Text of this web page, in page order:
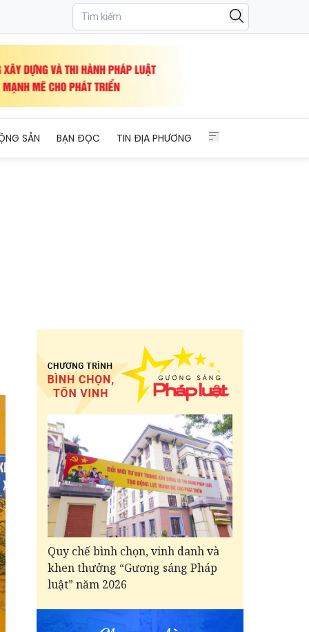
SẢN BẠN ĐỌC TIN ĐỊA PHƯƠNG
Quy chế bình chọn, vinh danh và
khen thưởng “Gương sáng Pháp
luật” năm 2026